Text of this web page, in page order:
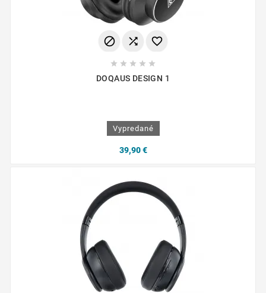
  
    
DOQAUS DESIGN 1
Vypredané
39,90 €